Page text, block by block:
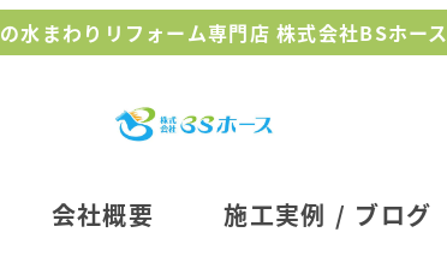
水まわりリフォーム専門店 株式会社BSホース
会社概要 施工実例 / ブログ